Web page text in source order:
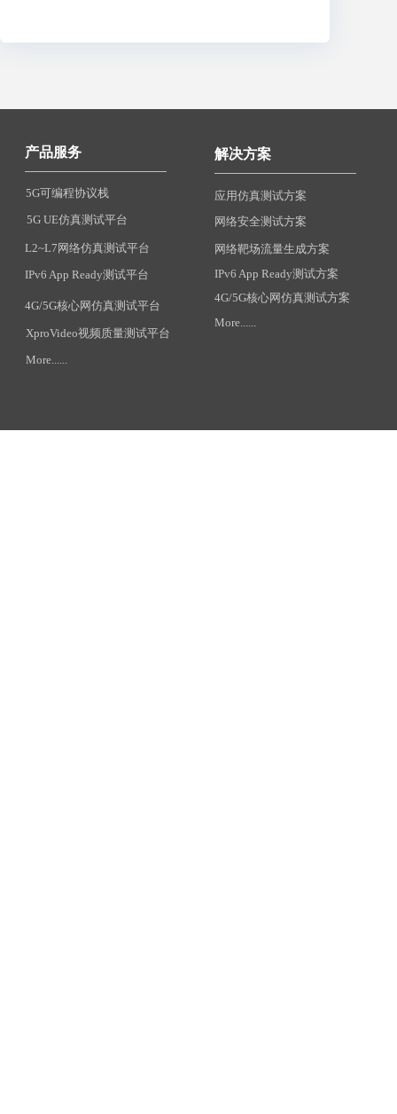
4G/5G核心网仿真测试方案
应用仿真测试方案
网络安全测试方案
网络靶场流量生成方案
IPv6 App Ready测试方案
解决方案
More......
4G/5G核心网仿真测试平台
L2~L7网络仿真测试平台
IPv6 App Ready测试平台
More......
产品服务
5G UE仿真测试平台
XproVideo视频质量测试平台
5G可编程协议栈